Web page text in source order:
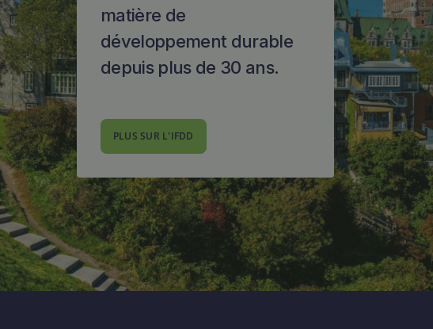
matière de
développement durable
depuis plus de 30 ans.
PLUS SUR L'IFDD